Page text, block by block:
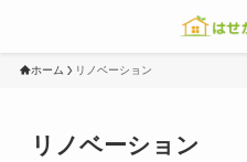
ホーム リノベーション
リノベーション